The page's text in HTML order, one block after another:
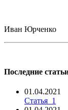
Иван Юрченко
Последние
01.04.2021
Статья_1